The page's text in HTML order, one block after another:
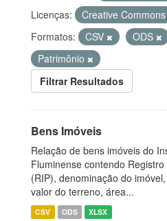
Licenças:
Creative
Formatos:
CSV ODS
Patrimônio
Filtrar Resultados
Bens Imóveis
Relação de bens imóveis do
Fluminense contendo
(RIP), denominação do
valor do terreno, área...
CSV ODS XLSX